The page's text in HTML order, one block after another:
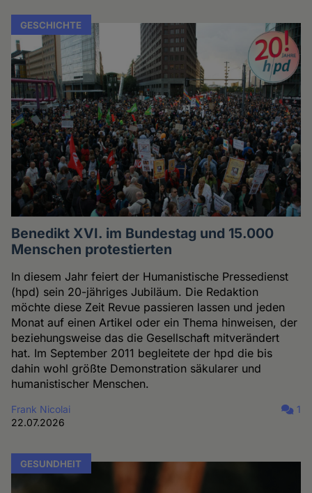
GESCHICHTE
Benedikt XVI. im Bundestag und 15.000
Menschen protestierten
In diesem Jahr feiert der Humanistische Pressedienst
(hpd) sein 20-jähriges Jubiläum. Die Redaktion
möchte diese Zeit Revue passieren lassen und jeden
Monat auf einen Artikel oder ein Thema hinweisen, der
beziehungsweise das die Gesellschaft mitverändert
hat. Im September 2011 begleitete der hpd die bis
dahin wohl größte Demonstration säkularer und
humanistischer Menschen.
Frank Nicolai
22.07.2026
1
GESUNDHEIT